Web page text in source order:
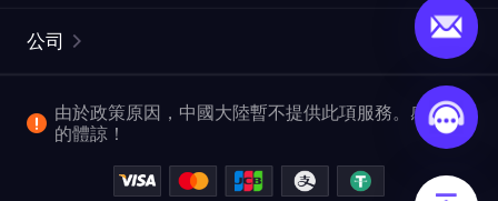
網頁擷取 API
視頻下載 API
ProxySite
市場研究
爬行和索引
查看所有使用案例
常見問題解答
位置
公司
企業服務
反洗錢合規計劃
由於政策原因，中國大陸暫不提供此項服務。感謝您
的體諒！